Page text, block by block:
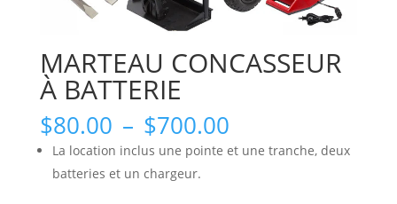
MARTEAU CONCASSEUR
À BATTERIE
$80.00 – $700.00Plage
de
prix :
La location inclus une pointe et une tranche, deux
batteries et un chargeur.